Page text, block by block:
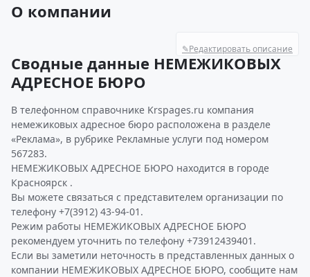
О компании
✎Редактировать описание
Сводные данные НЕМЕЖИКОВЫХ
АДРЕСНОЕ БЮРО
В телефонном справочнике Krspages.ru компания
немежиковых адресное бюро расположена в разделе
«Реклама», в рубрике Рекламные услуги под номером
567283.
НЕМЕЖИКОВЫХ АДРЕСНОЕ БЮРО находится в городе
Красноярск .
Вы можете связаться с представителем организации по
телефону +7(3912) 43-94-01.
Режим работы НЕМЕЖИКОВЫХ АДРЕСНОЕ БЮРО
рекомендуем уточнить по телефону +73912439401.
Если вы заметили неточность в представленных данных о
компании НЕМЕЖИКОВЫХ АДРЕСНОЕ БЮРО, сообщите нам